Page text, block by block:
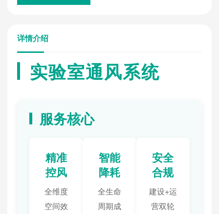
详情介绍
实验室通风系统
服务核心
精准
控风
全维度
空间效
智能
降耗
全生命
周期成
安全
合规
建设+运
营双轮